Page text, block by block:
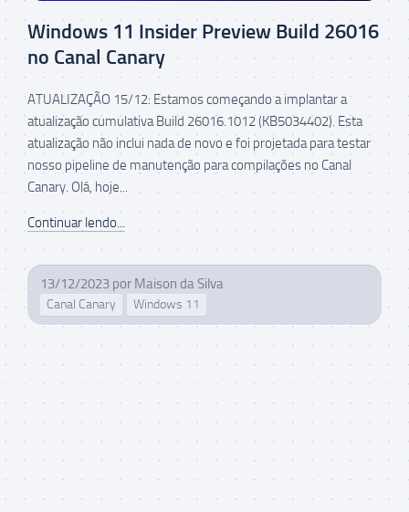
Windows 11 Insider Preview Build 26016
no Canal Canary
ATUALIZAÇÃO 15/12: Estamos começando a implantar a
atualização cumulativa Build 26016.1012 (KB5034402). Esta
atualização não inclui nada de novo e foi projetada para testar
nosso pipeline de manutenção para compilações no Canal
Canary. Olá, hoje...
Continuar lendo...
13/12/2023 por Maison da Silva
Canal Canary Windows 11